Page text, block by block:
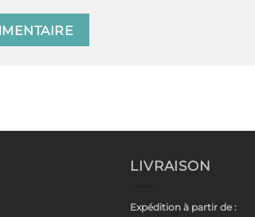
LIVRAISON
Expédition à partir de :